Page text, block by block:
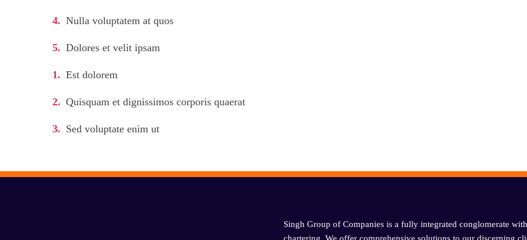
Nulla voluptatem at quos
Dolores et velit ipsam
Est dolorem
Quisquam et dignissimos corporis quaerat
Sed voluptate enim ut
Singh Group of Companies is a fully integrated conglomerate